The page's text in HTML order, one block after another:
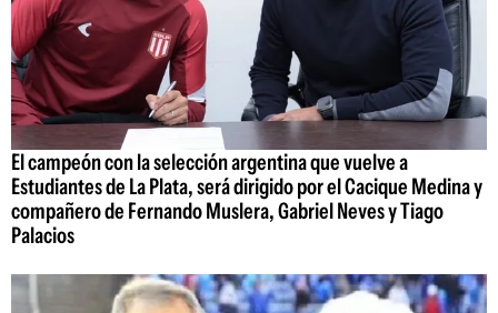
El campeón con la selección argentina que vuelve a
Estudiantes de La Plata, será dirigido por el Cacique Medina y
compañero de Fernando Muslera, Gabriel Neves y Tiago
Palacios